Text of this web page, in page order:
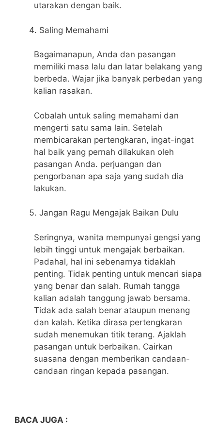
utarakan dengan baik.
Saling Memahami
Bagaimanapun, Anda dan pasangan
memiliki masa lalu dan latar belakang yang
berbeda. Wajar jika banyak perbedan yang
kalian rasakan.
Cobalah untuk saling memahami dan
mengerti satu sama lain. Setelah
membicarakan pertengkaran, ingat-ingat
hal baik yang pernah dilakukan oleh
pasangan Anda. perjuangan dan
pengorbanan apa saja yang sudah dia
lakukan.
Jangan Ragu Mengajak Baikan Dulu
Seringnya, wanita mempunyai gengsi yang
lebih tinggi untuk mengajak berbaikan.
Padahal, hal ini sebenarnya tidaklah
penting. Tidak penting untuk mencari siapa
yang benar dan salah. Rumah tangga
kalian adalah tanggung jawab bersama.
Tidak ada salah benar ataupun menang
dan kalah. Ketika dirasa pertengkaran
sudah menemukan titik terang. Ajaklah
pasangan untuk berbaikan. Cairkan
suasana dengan memberikan candaan-
candaan ringan kepada pasangan.
BACA JUGA :